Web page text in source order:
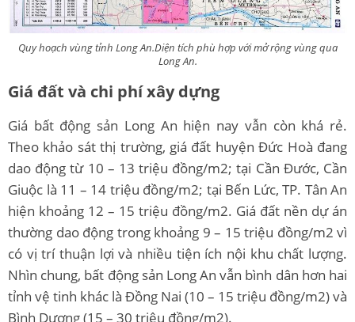
Quy hoạch vùng tỉnh Long An.Diện tích phù hợp với mở rộng vùng qua
Long An.
Giá đất và chi phí xây dựng
Giá bất động sản Long An hiện nay vẫn còn khá rẻ.
Theo khảo sát thị trường, giá đất huyện Đức Hoà đang
dao động từ 10 – 13 triệu đồng/m2; tại Cần Đước, Cần
Giuộc là 11 – 14 triệu đồng/m2; tại Bến Lức, TP. Tân An
hiện khoảng 12 – 15 triệu đồng/m2. Giá đất nền dự án
thường dao động trong khoảng 9 – 15 triệu đồng/m2 vì
có vị trí thuận lợi và nhiều tiện ích nội khu chất lượng.
Nhìn chung, bất động sản Long An vẫn bình dân hơn hai
tỉnh vệ tinh khác là Đồng Nai (10 – 15 triệu đồng/m2) và
Bình Dương (15 – 30 triệu đồng/m2).